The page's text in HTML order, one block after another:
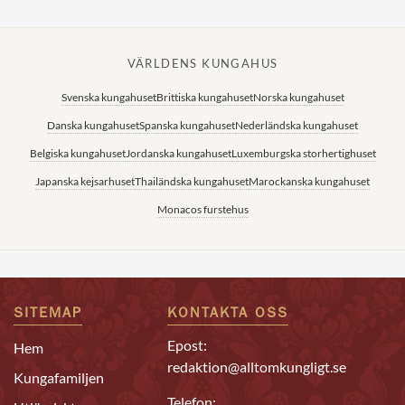
VÄRLDENS KUNGAHUS
Svenska kungahusetBrittiska kungahusetNorska kungahuset
Danska kungahusetSpanska kungahusetNederländska kungahuset
Belgiska kungahusetJordanska kungahusetLuxemburgska storhertighuset
Japanska kejsarhusetThailändska kungahusetMarockanska kungahuset
Monacos furstehus
SITEMAP
Hem
Kungafamiljen
KONTAKTA OSS
Epost:
redaktion@alltomkungligt.se